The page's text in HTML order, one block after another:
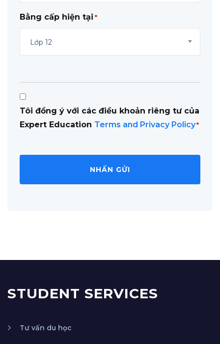
Bằng cấp hiện tại *
Lớp 12
Consent
*
Tôi đồng ý với các điều khoản riêng tư của
Expert Education Terms and Privacy Policy*
STUDENT SERVICES
Tư vấn du học